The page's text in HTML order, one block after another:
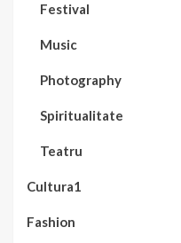
Festival
Music
Photography
Spiritualitate
Teatru
Cultura1
Fashion